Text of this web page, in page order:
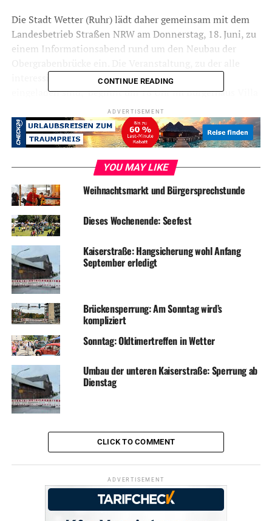
Die Stadt Wetter (Ruhr) lädt daher gemeinsam mit dem
Landesbetrieb Straßen NRW am Donnerstag, 18. Juni, zu
einem Informationsabend rund um den Neubau der
interessierten Bürgerinnen und Bürger herzlich
eingeladen sind, beginnt um 18 Uhr im Bürgerhaus Villa
Vorsteher, Kaiserstraße 132. Vertreter des
Landesbetriebes Straßen NRW stellen an diesem Abend
die Baumaßnahme vor und informieren über den
konkreten Ablauf der Arbeiten. Im Anschluss an die
vorgestellten Planungen können die Bürgerinnen und
Bürger ihre Fragen anbringen.
Symbolfoto / Archiv
RELATED TOPICS: BAUSTELLE TERMINE
UP NEXT
René Sydow: Gedanken! Los!
DON'T MISS
Stadtbetrieb lädt zur Parkführung ein
CONTINUE READING
ADVERTISEMENT
YOU MAY LIKE
Weihnachtsmarkt und Bürgersprechstunde
Dieses Wochenende: Seefest
Kaiserstraße: Hangsicherung wohl Anfang
September erledigt
Brückensperrung: Am Sonntag wird’s
kompliziert
Sonntag: Oldtimertreffen in Wetter
Umbau der unteren Kaiserstraße: Sperrung ab
Dienstag
CLICK TO COMMENT
ADVERTISEMENT